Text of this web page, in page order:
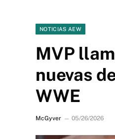
NOTICIAS AEW
MVP
nuevas
WWE
McGyver 05/26/2026